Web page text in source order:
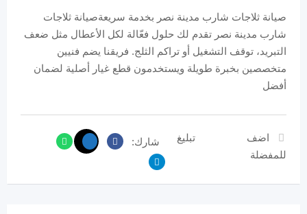
صيانة ثلاجات شارب مدينة نصر بخدمة سريعةصيانة ثلاجات
شارب مدينة نصر تقدم لك حلول فعّالة لكل الأعطال مثل ضعف
التبريد، توقف التشغيل أو تراكم الثلج. فريقنا يضم فنيين
متخصصين بخبرة طويلة ويستخدمون قطع غيار أصلية لضمان
أفضل
اضف
للمفضلة
تبليغ شارك: